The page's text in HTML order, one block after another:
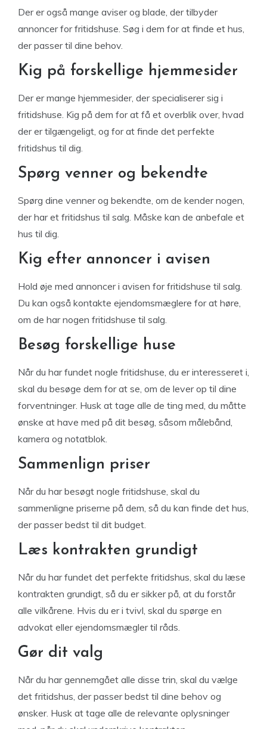
Der er også mange aviser og blade, der tilbyder
annoncer for fritidshuse. Søg i dem for at finde et hus,
der passer til dine behov.
Kig på forskellige hjemmesider
Der er mange hjemmesider, der specialiserer sig i
fritidshuse. Kig på dem for at få et overblik over, hvad
der er tilgængeligt, og for at finde det perfekte
fritidshus til dig.
Spørg venner og bekendte
Spørg dine venner og bekendte, om de kender nogen,
der har et fritidshus til salg. Måske kan de anbefale et
hus til dig.
Kig efter annoncer i avisen
Hold øje med annoncer i avisen for fritidshuse til salg.
Du kan også kontakte ejendomsmæglere for at høre,
om de har nogen fritidshuse til salg.
Besøg forskellige huse
Når du har fundet nogle fritidshuse, du er interesseret i,
skal du besøge dem for at se, om de lever op til dine
forventninger. Husk at tage alle de ting med, du måtte
ønske at have med på dit besøg, såsom målebånd,
kamera og notatblok.
Sammenlign priser
Når du har besøgt nogle fritidshuse, skal du
sammenligne priserne på dem, så du kan finde det hus,
der passer bedst til dit budget.
Læs kontrakten grundigt
Når du har fundet det perfekte fritidshus, skal du læse
kontrakten grundigt, så du er sikker på, at du forstår
alle vilkårene. Hvis du er i tvivl, skal du spørge en
advokat eller ejendomsmægler til råds.
Gør dit valg
Når du har gennemgået alle disse trin, skal du vælge
det fritidshus, der passer bedst til dine behov og
ønsker. Husk at tage alle de relevante oplysninger